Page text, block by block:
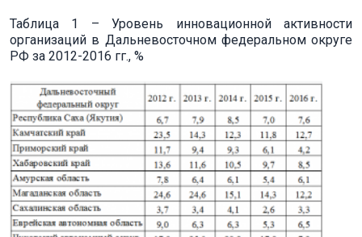
Таблица 1 – Уровень инновационной активности
организаций в Дальневосточном федеральном округе
РФ за 2012-2016 гг., %